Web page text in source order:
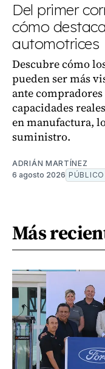
Del primer
cómo
automotrices
Descubre cómo
pueden ser más
ante
capacidades
en manufactura,
suministro.
ADRIÁN MARTÍNEZ
6 agosto 2026 PÚBLICO
Más